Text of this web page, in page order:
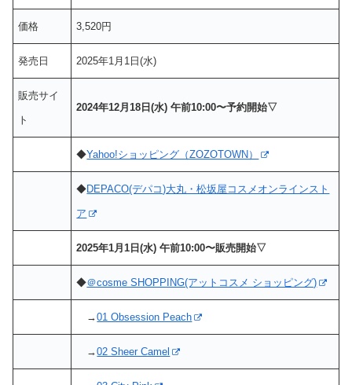
価格 3,520円
発売日 2025年1月1日(水)
販売サイ
ト
2024年12月18日(水) 午前10:00〜予約開始▽
◆Yahoo!ショッピング（ZOZOTOWN）
◆DEPACO(デパコ)大丸・松坂屋コスメオンラインスト
ア
2025年1月1日(水) 午前10:00〜販売開始▽
◆＠cosme SHOPPING(アットコスメ ショッピング)
→01 Obsession Peach
→02 Sheer Camel